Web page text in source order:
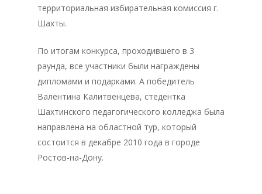
территориальная избирательная комиссия г.
Шахты.
По итогам конкурса, проходившего в 3
раунда, все участники были награждены
дипломами и подарками. А победитель
Валентина Калитвенцева, стедентка
Шахтинского педагогического колледжа была
направлена на областной тур, который
состоится в декабре 2010 года в городе
Ростов-на-Дону.
Главная